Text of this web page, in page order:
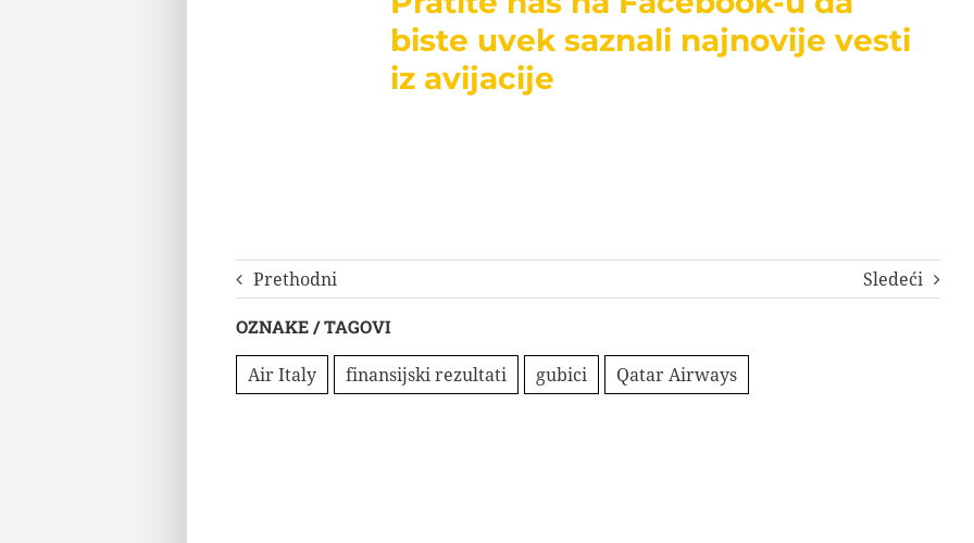
biste uvek saznali najnovije vesti
iz avijacije
Prethodni Sledeći
OZNAKE / TAGOVI
Air Italy finansijski rezultati gubici Qatar Airways